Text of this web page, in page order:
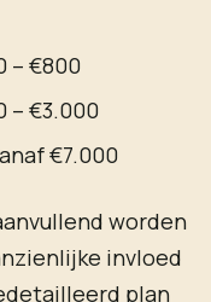
– €800
– €3.000
€7.000
worden
invloed
plan